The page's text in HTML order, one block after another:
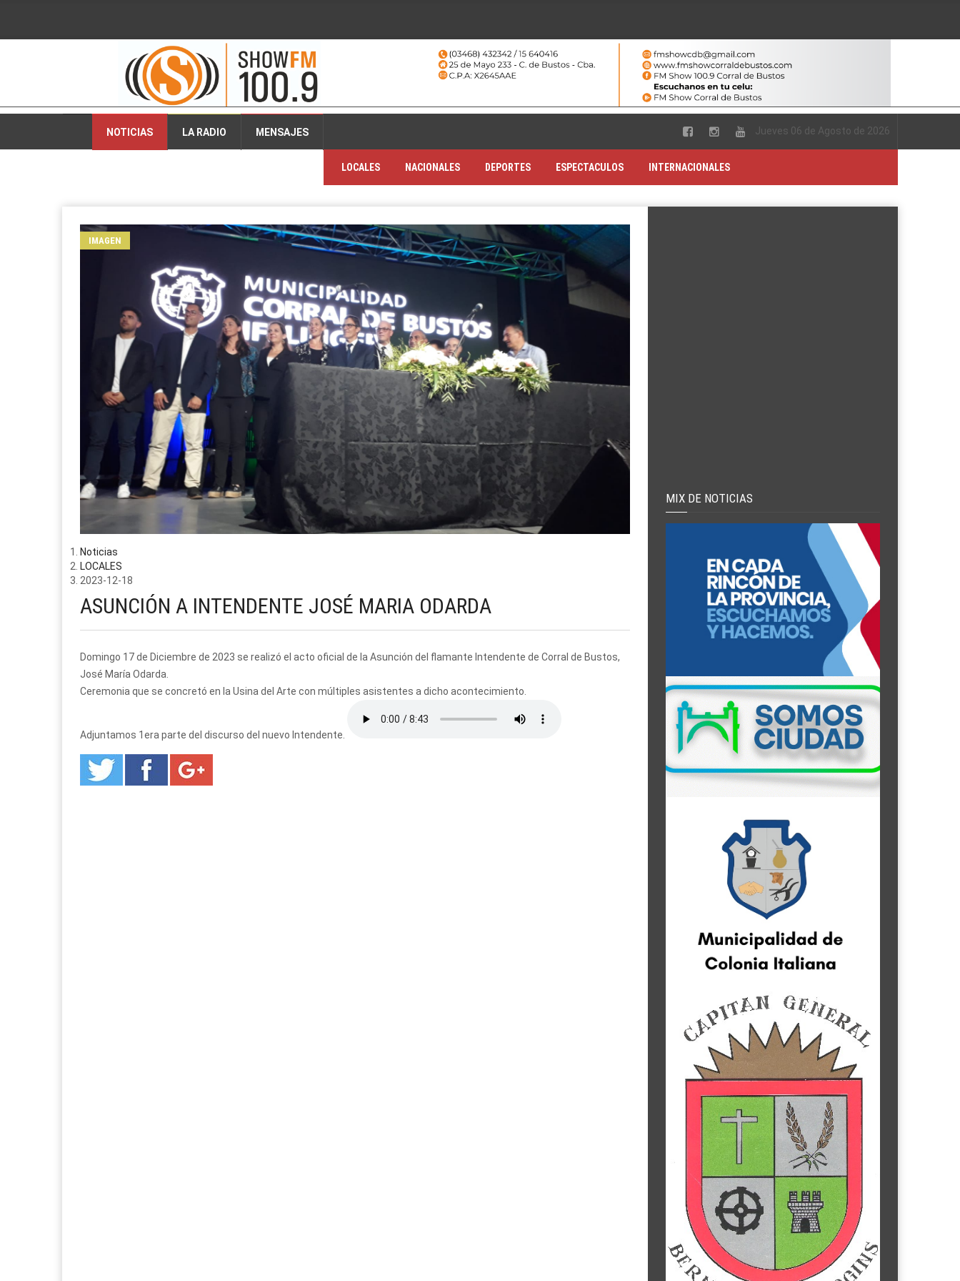
2026-08-06 02:39:40
NOTICIAS
LA RADIO MENSAJES Jueves 06 de Agosto de 2026
LOCALES NACIONALES DEPORTES ESPECTACULOS INTERNACIONALES
IMAGEN
Noticias
LOCALES
2023-12-18
ASUNCIÓN A INTENDENTE JOSÉ MARIA ODARDA
Domingo 17 de Diciembre de 2023 se realizó el acto oficial de la Asunción del flamante Intendente de Corral de Bustos,
José María Odarda.
Ceremonia que se concretó en la Usina del Arte con múltiples asistentes a dicho acontecimiento.
Adjuntamos 1era parte del discurso del nuevo Intendente.
MIX DE NOTICIAS